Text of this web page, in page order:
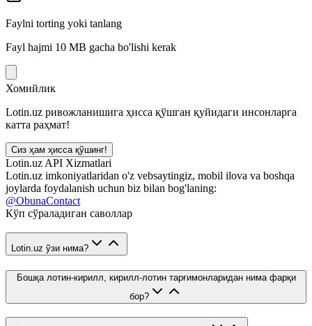
Faylni torting yoki tanlang
Fayl hajmi 10 MB gacha bo'lishi kerak
Хомийлик
Lotin.uz ривожланишига ҳисса қўшган қуйидаги инсонларга
катта раҳмат!
Сиз ҳам ҳисса қўшинг!
Lotin.uz API Xizmatlari
Lotin.uz imkoniyatlaridan o'z vebsaytingiz, mobil ilova va boshqa
joylarda foydalanish uchun biz bilan bog'laning:
@ObunaContact
Кўп сўраладиган саволлар
Lotin.uz ўзи нима?
Бошқа лотин-кирилл, кирилл-лотин тарғимонларидан нима фарқи
бор?